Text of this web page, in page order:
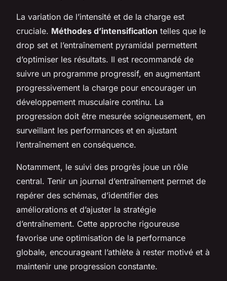
La variation de l’intensité et de la charge est
cruciale. Méthodes d’intensification telles que le
drop set et l’entraînement pyramidal permettent
d’optimiser les résultats. Il est recommandé de
suivre un programme progressif, en augmentant
progressivement la charge pour encourager un
développement musculaire continu. La
progression doit être mesurée soigneusement, en
surveillant les performances et en ajustant
l’entraînement en conséquence.
Notamment, le suivi des progrès joue un rôle
central. Tenir un journal d’entraînement permet de
repérer des schémas, d’identifier des
améliorations et d’ajuster la stratégie
d’entraînement. Cette approche rigoureuse
favorise une optimisation de la performance
globale, encourageant l’athlète à rester motivé et à
maintenir une progression constante.